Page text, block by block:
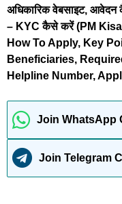
अधिकारिक वेबसाइट, आवेदन
– KYC कैसे करें (PM
How To Apply, Key
Beneficiaries,
Helpline Number,
Join WhatsApp
Join Telegram